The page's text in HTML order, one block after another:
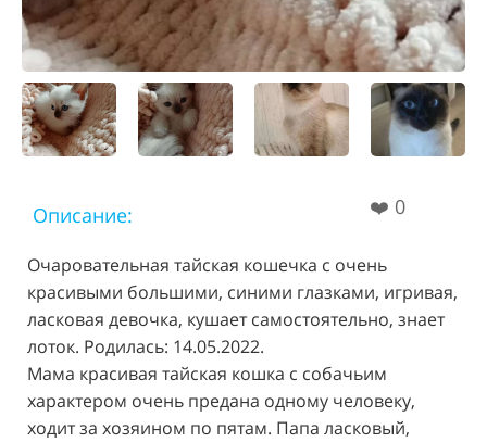
Описание: ❤️ 0
Очаровательная тайская кошечка с очень
красивыми большими, синими глазками, игривая,
ласковая девочка, кушает самостоятельно, знает
лоток. Родилась: 14.05.2022.
Мама красивая тайская кошка с собачьим
характером очень предана одному человеку,
ходит за хозяином по пятам. Папа ласковый,